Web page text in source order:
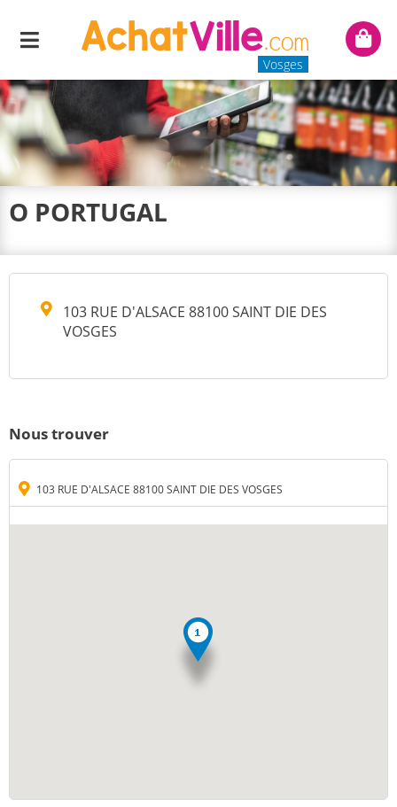
Menu
Vosges
Mon
O PORTUGAL
103 RUE D'ALSACE 88100 SAINT DIE DES
VOSGES
Nous trouver
103 RUE D'ALSACE 88100 SAINT DIE DES VOSGES